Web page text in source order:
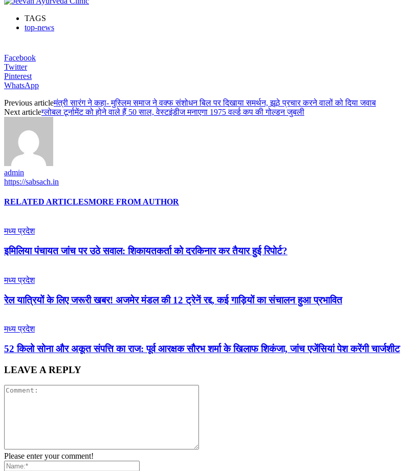
TAGS
top-news
Facebook
Twitter
Pinterest
WhatsApp
Previous articleमंत्री सारंग ने कहा- मुस्लिम समाज ने वक्फ संशोधन बिल पर दिखाया समर्थन, झूठे प्रचार करने वालों को दिया जवाब
Next articleग्लोबल टूर्नामेंट को होने वाले हैं 50 साल, वेस्टइंडीज मनाएगा 1975 वर्ल्ड कप की गोल्डन जुबली
admin
https://sabsach.in
RELATED ARTICLESMORE FROM AUTHOR
मध्य प्रदेश
इमिलिया पंचायत जांच पर उठे सवाल: शिकायतकर्ता को दरकिनार कर तैयार हुई रिपोर्ट?
मध्य प्रदेश
रेल यात्रियों के लिए जरूरी खबर! अजमेर मंडल की 12 ट्रेनें रद्द, कई गाड़ियों का संचालन हुआ प्रभावित
मध्य प्रदेश
52 किलो सोना और अकूत संपत्ति का राज: पूर्व आरक्षक सौरभ शर्मा के खिलाफ शिकंजा, जांच एजेंसियां पेश करेंगी चार्जशीट
LEAVE A REPLY
Please enter your comment!